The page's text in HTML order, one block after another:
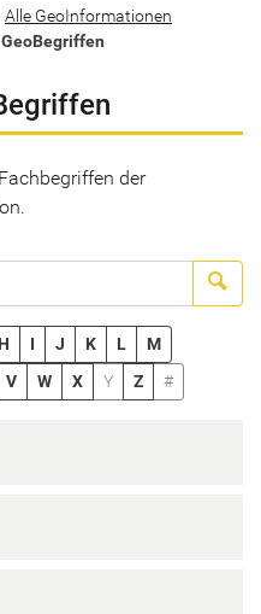
Alle GeoInformationen
der
H I J K L
M
V W X Y Z #